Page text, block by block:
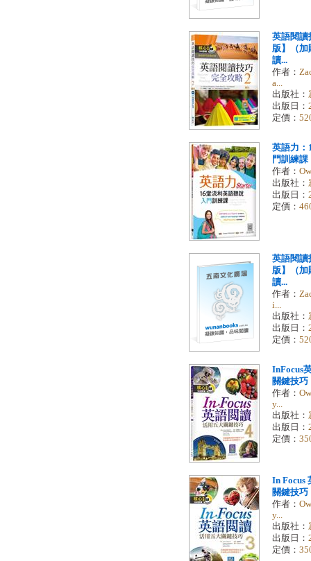
英語閱讀
版】（加
讀...
作者：
a...
出版社：
出版日：
定價：
英語力：
門訓練
作者：
出版社：
出版日：
定價：
英語閱讀
版】（加
讀...
作者：
i...
出版社：
出版日：
定價：
InFocus
關鍵技巧
作者：
y...
出版社：
出版日：
定價：
In Focus
關鍵技巧
作者：
y...
出版社：
出版日：
定價：